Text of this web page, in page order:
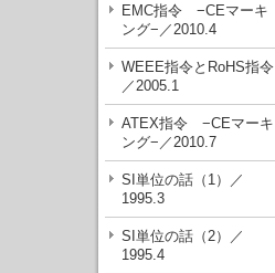
EMC指令 −CEマーキ
ング−／2010.4
WEEE指令とRoHS指令
／2005.1
ATEX指令 −CEマーキ
ング−／2010.7
SI単位の話（1）／
1995.3
SI単位の話（2）／
1995.4